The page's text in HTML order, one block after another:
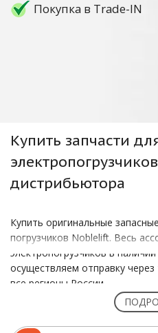
Покупка в Trade-IN
Купить запчасти
электропогрузчиков
дистрибьютора
Купить оригинальные
погрузчиков Noblelift. Весь
электропогрузчиков в
осуществляем отправку
все регионы России.
Актуальную информацию по